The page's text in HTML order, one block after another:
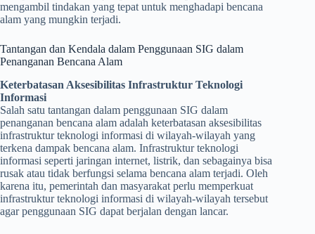
mengambil tindakan yang tepat untuk menghadapi bencana
alam yang mungkin terjadi.
Tantangan dan Kendala dalam Penggunaan SIG dalam
Penanganan Bencana Alam
Keterbatasan Aksesibilitas Infrastruktur Teknologi
Informasi
Salah satu tantangan dalam penggunaan SIG dalam
penanganan bencana alam adalah keterbatasan aksesibilitas
infrastruktur teknologi informasi di wilayah-wilayah yang
terkena dampak bencana alam. Infrastruktur teknologi
informasi seperti jaringan internet, listrik, dan sebagainya bisa
rusak atau tidak berfungsi selama bencana alam terjadi. Oleh
karena itu, pemerintah dan masyarakat perlu memperkuat
infrastruktur teknologi informasi di wilayah-wilayah tersebut
agar penggunaan SIG dapat berjalan dengan lancar.